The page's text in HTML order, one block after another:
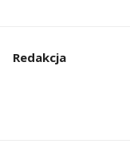
Redakcja